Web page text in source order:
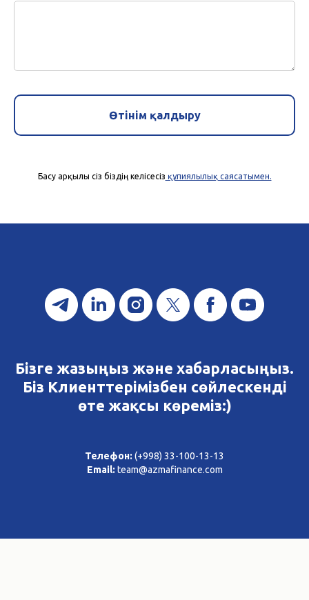
Өтінім қалдыру
Басу арқылы сіз біздің келісесіз құпиялылық саясатымен.
Бізге жазыңыз және хабарласыңыз.
Біз Клиенттерімізбен сөйлескенді
өте жақсы көреміз:)
Телефон: (+998) 33-100-13-13
Email: team@azmafinance.com